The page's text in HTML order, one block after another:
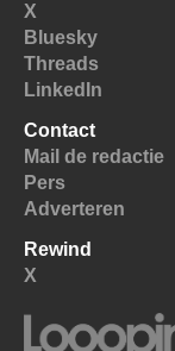
X
Bluesky
Threads
LinkedIn
Contact
Mail de redactie
Pers
Adverteren
Rewind
X